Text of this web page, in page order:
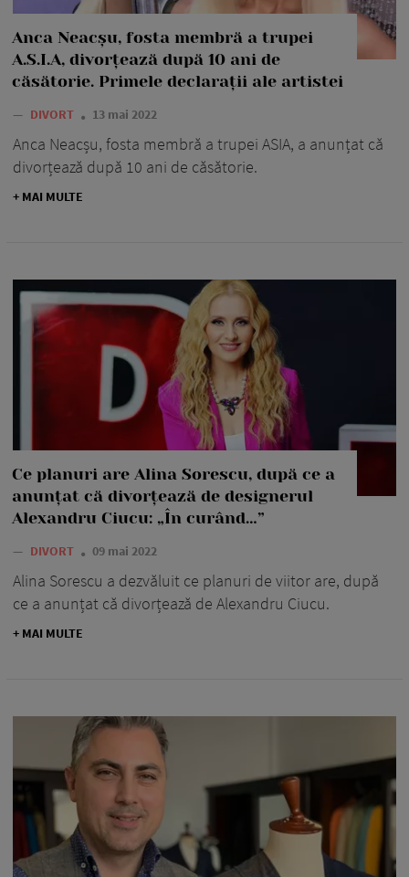
Anca Neacșu, fosta membră a trupei
A.S.I.A, divorțează după 10 ani de
căsătorie. Primele declarații ale artistei
— DIVORT 13 mai 2022
Anca Neacșu, fosta membră a trupei ASIA, a anunțat că
divorțează după 10 ani de căsătorie.
+ MAI MULTE
Ce planuri are Alina Sorescu, după ce a
anunțat că divorțează de designerul
Alexandru Ciucu: „În curând…”
— DIVORT 09 mai 2022
Alina Sorescu a dezvăluit ce planuri de viitor are, după
ce a anunțat că divorțează de Alexandru Ciucu.
+ MAI MULTE